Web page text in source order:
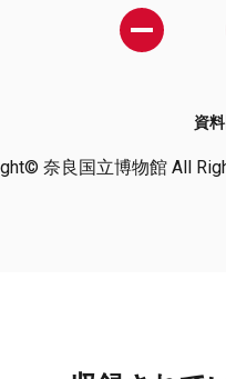
資
奈良国立博物館 All